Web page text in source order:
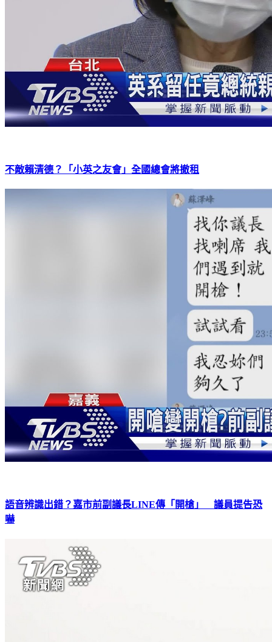
不敵賴清德？「小英之友會」全國總會將撤租
語音辨識出錯？嘉市前副議長LINE傳「開槍」 議員提告恐
嚇